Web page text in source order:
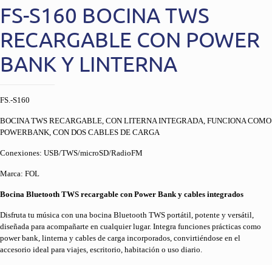
FS-S160 BOCINA TWS
RECARGABLE CON POWER
BANK Y LINTERNA
FS.-S160
BOCINA TWS RECARGABLE, CON LITERNA INTEGRADA, FUNCIONA COMO
POWERBANK, CON DOS CABLES DE CARGA
Conexiones: USB/TWS/microSD/RadioFM
Marca: FOL
Bocina Bluetooth TWS recargable con Power Bank y cables integrados
Disfruta tu música con una bocina Bluetooth TWS portátil, potente y versátil,
diseñada para acompañarte en cualquier lugar. Integra funciones prácticas como
power bank, linterna y cables de carga incorporados, convirtiéndose en el
accesorio ideal para viajes, escritorio, habitación o uso diario.